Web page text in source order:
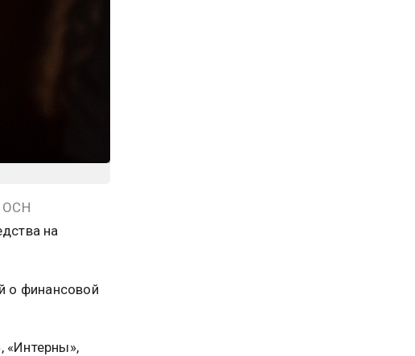
ОСН
на
о финансовой
«Интерны»,